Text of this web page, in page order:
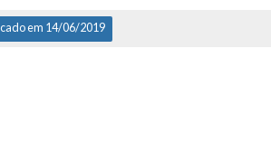
em 14/06/2019